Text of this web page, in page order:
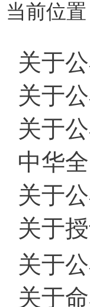
当前位置
关于
关于公布
关于
中华全国
关于
关于
关于
关于命